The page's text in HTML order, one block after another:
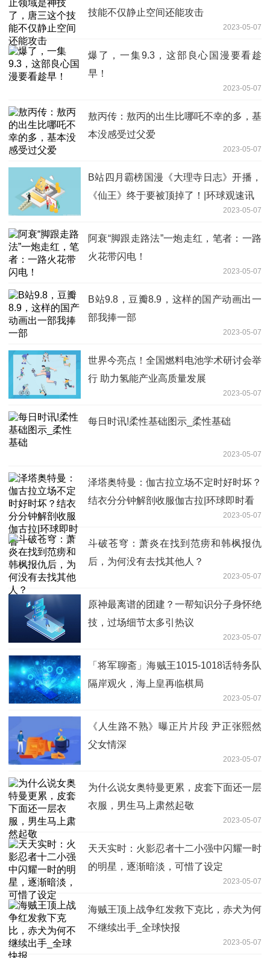
技能不仅静止空间还能攻击
2023-05-07
爆了，一集9.3，这部良心国漫要看趁
早！
2023-05-07
敖丙传：敖丙的出生比哪吒不幸的多，基
本没感受过父爱
2023-05-07
B站四月霸榜国漫《大理寺日志》开播，
《仙王》终于要被顶掉了！|环球观速讯
2023-05-07
阿衰“脚跟走路法”一炮走红，笔者：一路
火花带闪电！
2023-05-07
B站9.8，豆瓣8.9，这样的国产动画出一
部我捧一部
2023-05-07
世界今亮点！全国燃料电池学术研讨会举
行 助力氢能产业高质量发展
2023-05-07
每日时讯!柔性基础图示_柔性基础
2023-05-07
泽塔奥特曼：伽古拉立场不定时好时坏？
结衣分分钟解剖收服伽古拉|环球即时看
2023-05-07
斗破苍穹：萧炎在找到范痨和韩枫报仇
后，为何没有去找其他人？
2023-05-07
原神最离谱的团建？一帮知识分子身怀绝
技，过场细节太多引热议
2023-05-07
「将军聊斋」海贼王1015-1018话特务队
隔岸观火，海上皇再临棋局
2023-05-07
《人生路不熟》曝正片片段 尹正张熙然
父女情深
2023-05-07
为什么说女奥特曼更累，皮套下面还一层
衣服，男生马上肃然起敬
2023-05-07
天天实时：火影忍者十二小强中闪耀一时
的明星，逐渐暗淡，可惜了设定
2023-05-07
海贼王顶上战争红发救下克比，赤犬为何
不继续出手_全球快报
2023-05-07